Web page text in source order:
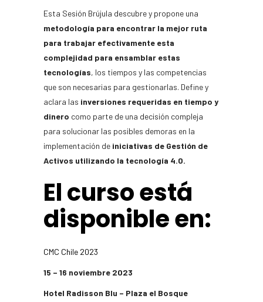
Esta Sesión Brújula descubre y propone una
metodología para encontrar la mejor ruta
para trabajar efectivamente esta
complejidad para ensamblar estas
tecnologías, los tiempos y las competencias
que son necesarias para gestionarlas. Define y
aclara las inversiones requeridas en tiempo y
dinero como parte de una decisión compleja
para solucionar las posibles demoras en la
implementación de iniciativas de Gestión de
Activos utilizando la tecnología 4.0.
El curso está
disponible en:
CMC Chile 2023
15 – 16 noviembre 2023
Hotel Radisson Blu – Plaza el Bosque